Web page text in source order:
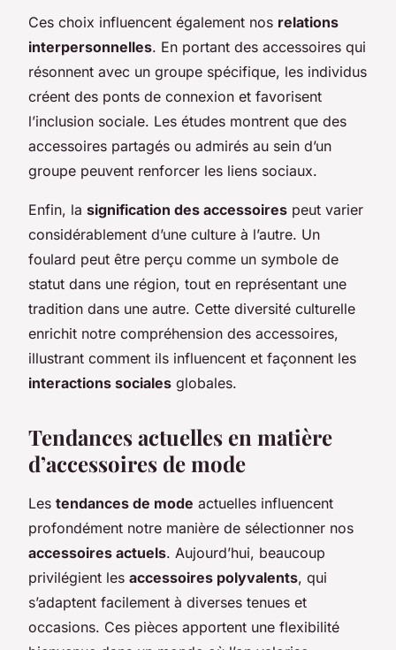
Ces choix influencent également nos relations
interpersonnelles. En portant des accessoires qui
résonnent avec un groupe spécifique, les individus
créent des ponts de connexion et favorisent
l’inclusion sociale. Les études montrent que des
accessoires partagés ou admirés au sein d’un
groupe peuvent renforcer les liens sociaux.
Enfin, la signification des accessoires peut varier
considérablement d’une culture à l’autre. Un
foulard peut être perçu comme un symbole de
statut dans une région, tout en représentant une
tradition dans une autre. Cette diversité culturelle
enrichit notre compréhension des accessoires,
illustrant comment ils influencent et façonnent les
interactions sociales globales.
Tendances actuelles en matière
d’accessoires de mode
Les tendances de mode actuelles influencent
profondément notre manière de sélectionner nos
accessoires actuels. Aujourd’hui, beaucoup
privilégient les accessoires polyvalents, qui
s’adaptent facilement à diverses tenues et
occasions. Ces pièces apportent une flexibilité